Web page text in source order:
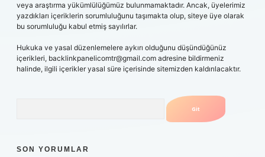
veya araştırma yükümlülüğümüz bulunmamaktadır. Ancak, üyelerimiz
yazdıkları içeriklerin sorumluluğunu taşımakta olup, siteye üye olarak
bu sorumluluğu kabul etmiş sayılırlar.
Hukuka ve yasal düzenlemelere aykırı olduğunu düşündüğünüz
içerikleri, backlinkpanelicomtr@gmail.com adresine bildirmeniz
halinde, ilgili içerikler yasal süre içerisinde sitemizden kaldırılacaktır.
SON YORUMLAR